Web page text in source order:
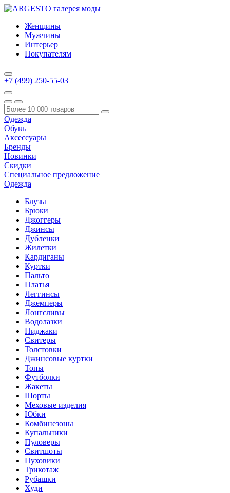
Женщины
Мужчины
Интерьер
Покупателям
+7 (499) 250-55-03
Одежда
Обувь
Аксессуары
Бренды
Новинки
Скидки
Специальное предложение
Одежда
Блузы
Брюки
Джоггеры
Джинсы
Дубленки
Жилетки
Кардиганы
Куртки
Пальто
Платья
Леггинсы
Джемперы
Лонгсливы
Водолазки
Пиджаки
Свитеры
Толстовки
Джинсовые куртки
Топы
Футболки
Жакеты
Шорты
Меховые изделия
Юбки
Комбинезоны
Купальники
Пуловеры
Свитшоты
Пуховики
Трикотаж
Рубашки
Худи